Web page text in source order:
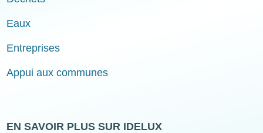
Eaux
Entreprises
Appui aux communes
EN SAVOIR PLUS SUR IDELUX